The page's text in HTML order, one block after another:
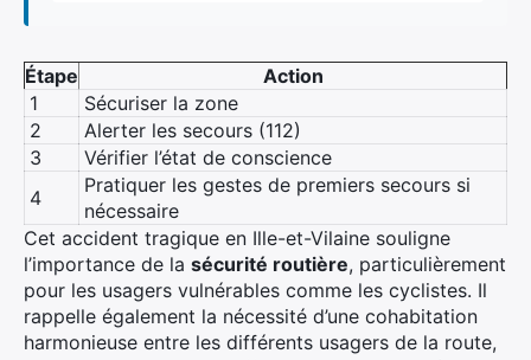
Étape
Action
1
Sécuriser la zone
2
Alerter les secours (112)
3
Vérifier l’état de conscience
4
Pratiquer les gestes de premiers secours si
nécessaire
Cet accident tragique en Ille-et-Vilaine souligne
l’importance de la sécurité routière, particulièrement
pour les usagers vulnérables comme les cyclistes. Il
rappelle également la nécessité d’une cohabitation
harmonieuse entre les différents usagers de la route,